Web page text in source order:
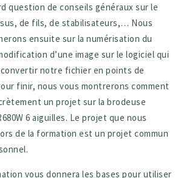
question de conseils généraux sur le
de fils, de stabilisateurs,… Nous
ensuite sur la numérisation du
d’une image sur le logiciel qui
notre fichier en points de
finir, nous vous montrerons comment
un projet sur la brodeuse
6 aiguilles. Le projet que nous
de la formation est un projet commun
vous donnera les bases pour utiliser